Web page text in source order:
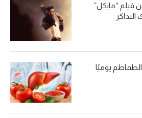
فيلم “مايكل”
يوميًا